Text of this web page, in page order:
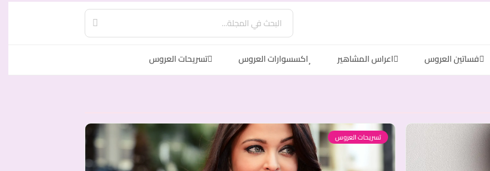
فساتين العروس اعراس المشاهير اكسسوارات العروس تسريحات العروس
تسريحات العروس